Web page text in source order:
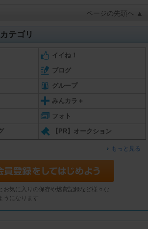
ページの先頭へ ▲
テゴリ
イイね！
ブログ
グループ
みんカラ＋
フォト
【PR】オークション
もっと見る
お気に入りの保存や燃費記録など様々な
うになります